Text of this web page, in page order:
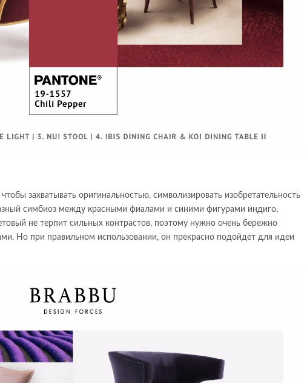
захватывать оригинальностью, символизировать изобретательность
симбиоз между красными фиалами и синими фигурами индиго,
не терпит сильных контрастов, поэтому нужно очень бережно
Но при правильном использовании, он прекрасно подойдет для идеи